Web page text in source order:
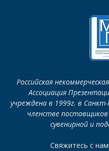
Российская
Ассоциация
учреждена в 1999г. в
членстве поставщиков
сувенирной и
Свяжитесь с